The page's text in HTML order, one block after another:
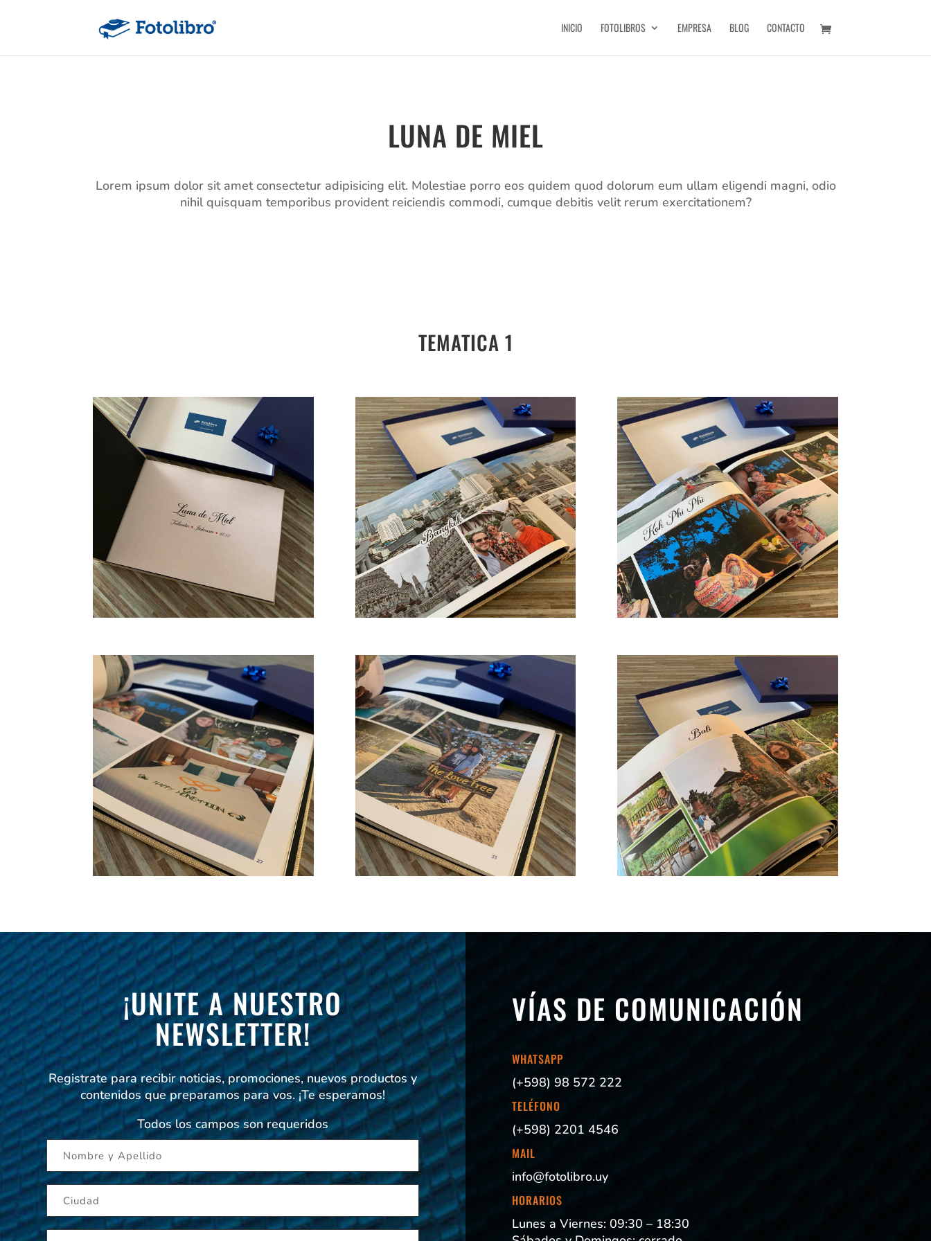
INICIO FOTOLIBROS EMPRESA BLOG CONTACTO
LUNA DE MIEL
Lorem ipsum dolor sit amet consectetur adipisicing elit. Molestiae porro eos quidem quod dolorum eum ullam eligendi magni, odio
nihil quisquam temporibus provident reiciendis commodi, cumque debitis velit rerum exercitationem?
TEMATICA 1
¡UNITE A NUESTRO
NEWSLETTER!
Registrate para recibir noticias, promociones, nuevos productos y
contenidos que preparamos para vos. ¡Te esperamos!
Todos los campos son requeridos
VÍAS DE COMUNICACIÓN
WHATSAPP
(+598) 98 572 222
TELÉFONO
(+598) 2201 4546
MAIL
info@fotolibro.uy
HORARIOS
Lunes a Viernes: 09:30 – 18:30